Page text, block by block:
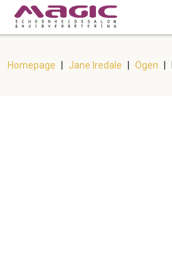
Homepage Jane Iredale Ogen